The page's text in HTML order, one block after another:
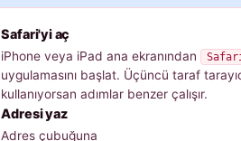
Safari'yi aç
iPhone veya iPad ana ekranından
uygulamasını başlat. Üçüncü taraf
kullanıyorsan adımlar benzer çalışır.
Adresi yaz
Adres çubuğuna